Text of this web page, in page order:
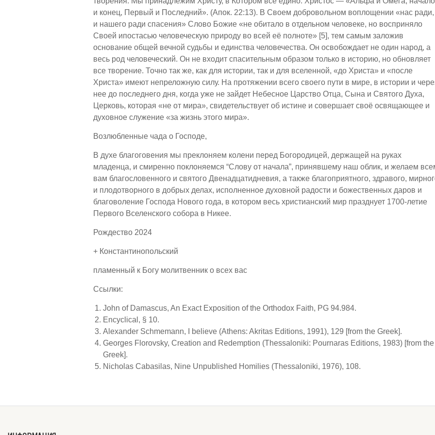
и конец, Первый и Последний». (Апок. 22:13). В Своем добровольном воплощении «нас ради,
и нашего ради спасения» Слово Божие «не обитало в отдельном человеке, но восприняло
Своей ипостасью человеческую природу во всей её полноте» [5], тем самым заложив
основание общей вечной судьбы и единства человечества. Он освобождает не один народ, а
весь род человеческий. Он не входит спасительным образом только в историю, но обновляет
все творение. Точно так же, как для истории, так и для вселенной, «до Христа» и «после
Христа» имеют непреложную силу. На протяжении всего своего пути в мире, в истории и
нее до последнего дня, когда уже не зайдет Небесное Царство Отца, Сына и Святого Духа,
Церковь, которая «не от мира», свидетельствует об истине и совершает своё освящающее и
духовное служение «за жизнь этого мира».
Возлюбленные чада о Господе,
В духе благоговения мы преклоняем колени перед Богородицей, держащей на руках
младенца, и смиренно поклоняемся “Слову от начала”, принявшему наш облик, и желаем
вам благословенного и святого Двенадцатидневия, а также благоприятного, здравого,
и плодотворного в добрых делах, исполненное духовной радости и божественных даров и
благоволение Господа Нового года, в котором весь христианский мир празднует 1700-летие
Первого Вселенского собора в Никее.
Рождество 2024
+ Константинопольский
пламенный к Богу молитвенник о всех вас
Ссылки:
John of Damascus, An Exact Exposition of the Orthodox Faith, PG 94.984.
Encyclical, § 10.
Alexander Schmemann, I believe (Athens: Akritas Editions, 1991), 129 [from the Greek].
Georges Florovsky, Creation and Redemption (Thessaloniki: Pournaras Editions, 1983) [from the
Greek].
Nicholas Cabasilas, Nine Unpublished Homilies (Thessaloniki, 1976), 108.